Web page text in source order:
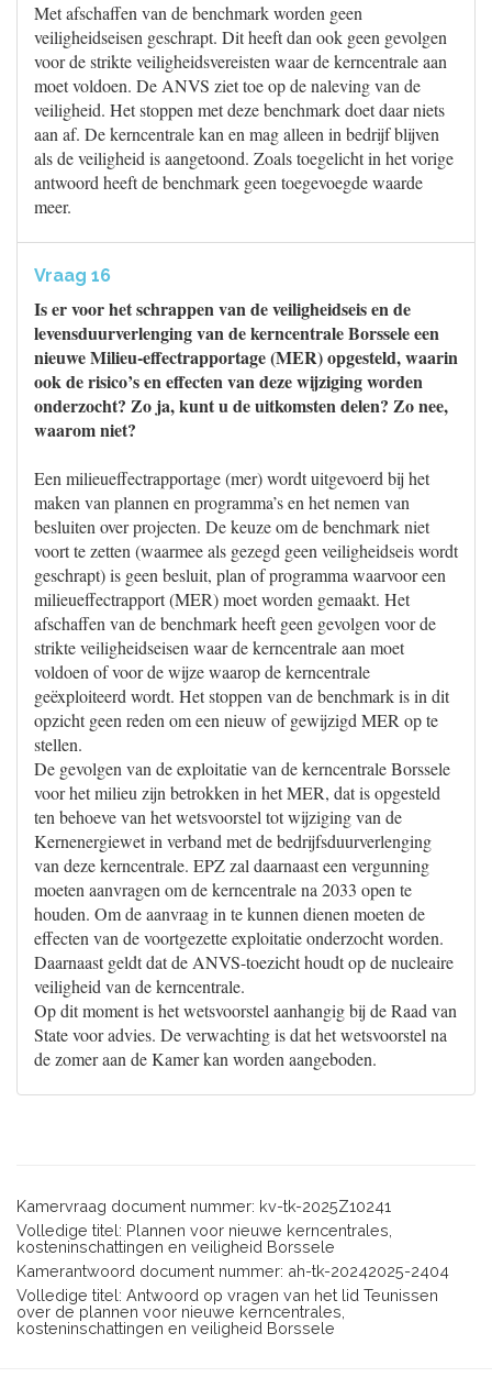
Met afschaffen van de benchmark worden geen
veiligheidseisen geschrapt. Dit heeft dan ook geen gevolgen
voor de strikte veiligheidsvereisten waar de kerncentrale aan
moet voldoen. De ANVS ziet toe op de naleving van de
veiligheid. Het stoppen met deze benchmark doet daar niets
aan af. De kerncentrale kan en mag alleen in bedrijf blijven
als de veiligheid is aangetoond. Zoals toegelicht in het vorige
antwoord heeft de benchmark geen toegevoegde waarde
meer.
Vraag 16
Is er voor het schrappen van de veiligheidseis en de
levensduurverlenging van de kerncentrale Borssele een
nieuwe Milieu-effectrapportage (MER) opgesteld, waarin
ook de risico’s en effecten van deze wijziging worden
onderzocht? Zo ja, kunt u de uitkomsten delen? Zo nee,
waarom niet?
Een milieueffectrapportage (mer) wordt uitgevoerd bij het
maken van plannen en programma’s en het nemen van
besluiten over projecten. De keuze om de benchmark niet
voort te zetten (waarmee als gezegd geen veiligheidseis wordt
geschrapt) is geen besluit, plan of programma waarvoor een
milieueffectrapport (MER) moet worden gemaakt. Het
afschaffen van de benchmark heeft geen gevolgen voor de
strikte veiligheidseisen waar de kerncentrale aan moet
voldoen of voor de wijze waarop de kerncentrale
geëxploiteerd wordt. Het stoppen van de benchmark is in dit
opzicht geen reden om een nieuw of gewijzigd MER op te
stellen.
De gevolgen van de exploitatie van de kerncentrale Borssele
voor het milieu zijn betrokken in het MER, dat is opgesteld
ten behoeve van het wetsvoorstel tot wijziging van de
Kernenergiewet in verband met de bedrijfsduurverlenging
van deze kerncentrale. EPZ zal daarnaast een vergunning
moeten aanvragen om de kerncentrale na 2033 open te
houden. Om de aanvraag in te kunnen dienen moeten de
effecten van de voortgezette exploitatie onderzocht worden.
Daarnaast geldt dat de ANVS-toezicht houdt op de nucleaire
veiligheid van de kerncentrale.
Op dit moment is het wetsvoorstel aanhangig bij de Raad van
State voor advies. De verwachting is dat het wetsvoorstel na
de zomer aan de Kamer kan worden aangeboden.
Kamervraag document nummer: kv-tk-2025Z10241
Volledige titel: Plannen voor nieuwe kerncentrales,
kosteninschattingen en veiligheid Borssele
Kamerantwoord document nummer: ah-tk-20242025-2404
Volledige titel: Antwoord op vragen van het lid Teunissen
over de plannen voor nieuwe kerncentrales,
kosteninschattingen en veiligheid Borssele